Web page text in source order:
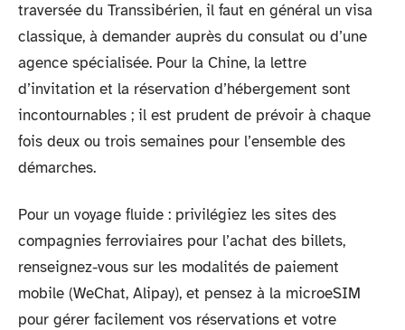
traversée du Transsibérien, il faut en général un visa
classique, à demander auprès du consulat ou d’une
agence spécialisée. Pour la Chine, la lettre
d’invitation et la réservation d’hébergement sont
incontournables ; il est prudent de prévoir à chaque
fois deux ou trois semaines pour l’ensemble des
démarches.
Pour un voyage fluide : privilégiez les sites des
compagnies ferroviaires pour l’achat des billets,
renseignez-vous sur les modalités de paiement
mobile (WeChat, Alipay), et pensez à la microeSIM
pour gérer facilement vos réservations et votre